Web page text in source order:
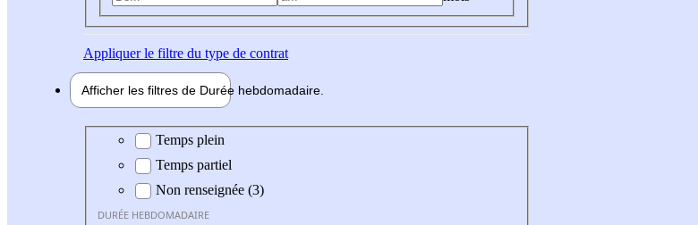
Appliquerle filtre du type de contrat
Afficher les filtres de Durée hebdomadaire
Durée hebdomadaire
Temps plein
Temps partiel
Non renseignée (3)
DURÉE HEBDOMADAIRE